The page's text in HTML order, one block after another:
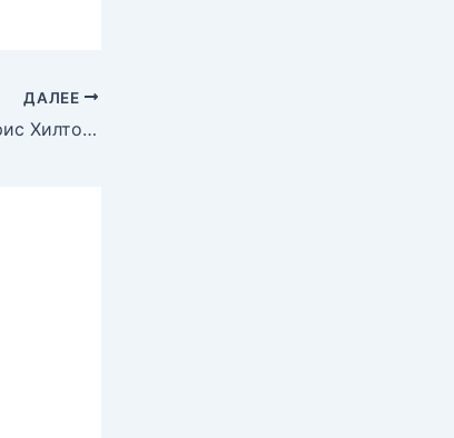
ДАЛЕЕ
Горячая красотка Пэрис Хилтон для журнала Newlook, Ноябрь 2007